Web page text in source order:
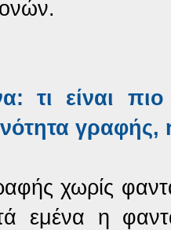
τι είναι
χωρίς
εμένα η